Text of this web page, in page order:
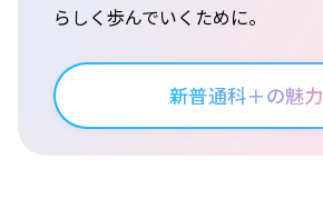
らしく歩んでいくために。
新普通科＋の魅力